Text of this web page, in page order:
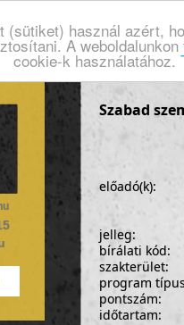
(sütiket) használ azért,
A
cookie-k használatához.
Szabad
előadó(k):
jelleg:
bírálati kód:
szakterület:
program
pontszám:
időtartam: